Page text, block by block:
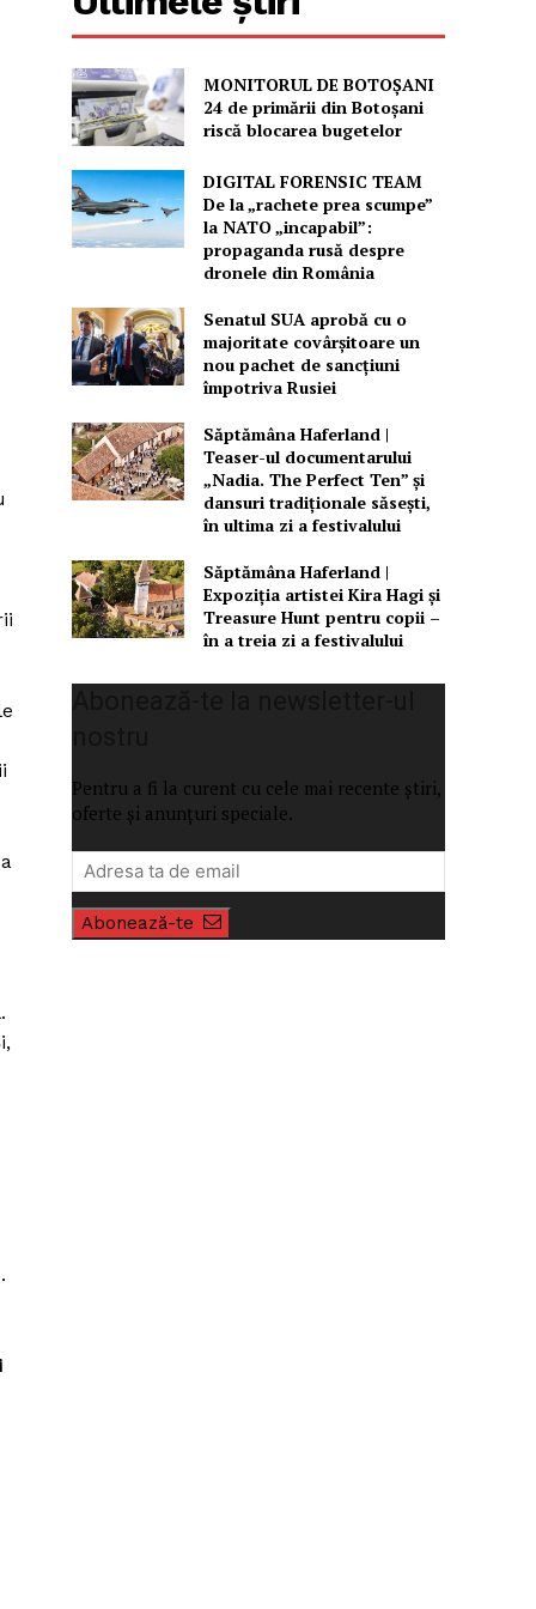
MONITORUL DE BOTOȘANI
24 de primării din Botoșani
riscă blocarea bugetelor
DIGITAL FORENSIC TEAM
De la „rachete prea scumpe”
la NATO „incapabil”:
propaganda rusă despre
dronele din România
Senatul SUA aprobă cu o
majoritate covârșitoare un
nou pachet de sancțiuni
împotriva Rusiei
Săptămâna Haferland |
Teaser-ul documentarului
„Nadia. The Perfect Ten” şi
dansuri tradiţionale săseşti,
în ultima zi a festivalului
Săptămâna Haferland |
Expoziţia artistei Kira Hagi şi
Treasure Hunt pentru copii –
în a treia zi a festivalului
Pentru a fi la curent cu cele mai recente știri,
oferte și anunțuri speciale.
Abonează-te